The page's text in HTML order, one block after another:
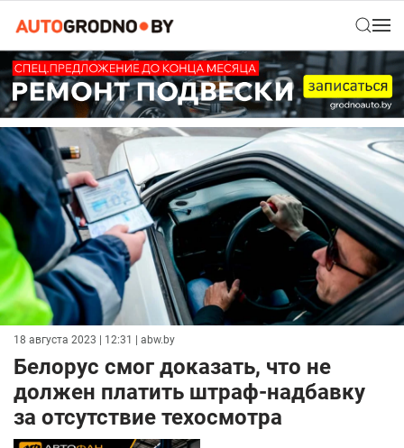
18 августа 2023 | 12:31 | abw.by
Белорус смог доказать, что не
должен платить штраф-надбавку
за отсутствие техосмотра